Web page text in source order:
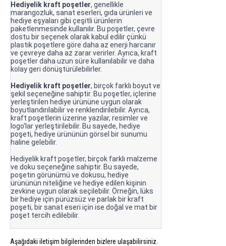
Hediyelik kraft poşetler, genellikle
marangozluk, sanat eserleri, gıda ürünleri ve
hediye eşyaları gibi çeşitli ürünlerin
paketlenmesinde kullanılır. Bu poşetler, çevre
dostu bir seçenek olarak kabul edilir çünkü
plastik poşetlere göre daha az enerji harcanır
ve çevreye daha az zarar verirler. Ayrıca, kraft
poşetler daha uzun süre kullanılabilir ve daha
kolay geri dönüştürülebilirler.
Hediyelik kraft poşetler, birçok farklı boyut ve
şekil seçeneğine sahiptir. Bu poşetler, içlerine
yerleştirilen hediye ürününe uygun olarak
boyutlandırılabilir ve renklendirilebilir. Ayrıca,
kraft poşetlerin üzerine yazılar, resimler ve
logo'lar yerleştirilebilir. Bu sayede, hediye
poşeti, hediye ürününün görsel bir sunumu
haline gelebilir.
Hediyelik kraft poşetler, birçok farklı malzeme
ve doku seçeneğine sahiptir. Bu sayede,
poşetin görünümü ve dokusu, hediye
ürününün niteliğine ve hediye edilen kişinin
zevkine uygun olarak seçilebilir. Örneğin, lüks
bir hediye için pürüzsüz ve parlak bir kraft
poşeti, bir sanat eseri için ise doğal ve mat bir
poşet tercih edilebilir.
Aşağıdaki iletişim bilgilerinden bizlere ulaşabilirsiniz.